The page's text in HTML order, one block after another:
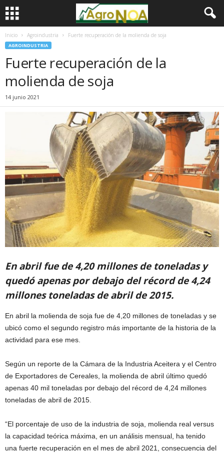
Inicio Agroindustria Fuerte recuperación de la molienda de soja
AGROINDUSTRIA
Fuerte recuperación de la
molienda de soja
14 junio 2021
En abril fue de 4,20 millones de toneladas y
quedó apenas por debajo del récord de 4,24
millones toneladas de abril de 2015.
En abril la molienda de soja fue de 4,20 millones de toneladas y se
ubicó como el segundo registro más importante de la historia de la
actividad para ese mes.
Según un reporte de la Cámara de la Industria Aceitera y el Centro
de Exportadores de Cereales, la molienda de abril último quedó
apenas 40 mil toneladas por debajo del récord de 4,24 millones
toneladas de abril de 2015.
“El porcentaje de uso de la industria de soja, molienda real versus
la capacidad teórica máxima, en un análisis mensual, ha tenido
una fuerte recuperación en el mes de abril 2021, consecuencia del